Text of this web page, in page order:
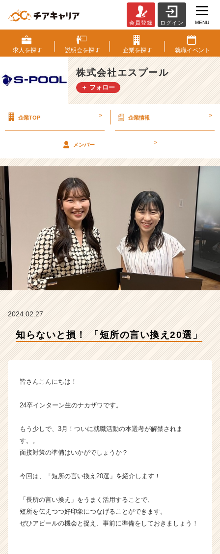
ら
な
い
と
損！
「短
い
2
選」
【株
式
会
社
エ
ス
プ
ー
ル
イ
ー・
長
業
ス
ウ
ト
が
会員登録 ログイン MENU
求人を探す 説明会を探す 企業を探す 就職イベント
株式会社エスプール
＋ フォロー
企業TOP > 企業情報 >
メンバー >
2024.02.27
知らないと損！ 「短所の言い換え20選」
皆さんこんにちは！
24卒インターン生のナカザワです。
もう少しで、3月！ついに就職活動の本選考が解禁されま
す。。
面接対策の準備はいかがでしょうか？
今回は、「短所の言い換え20選」を紹介します！
「長所の言い換え」をうまく活用することで、
短所を伝えつつ好印象につなげることができます。
ぜひアピールの機会と捉え、事前に準備をしておきましょう！